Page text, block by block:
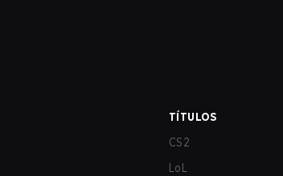
TÍTULOS
CS2
LoL